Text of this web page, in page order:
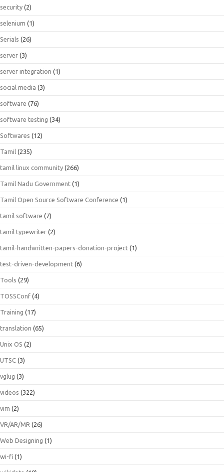
security (2)
selenium (1)
Serials (26)
server (3)
server integration (1)
social media (3)
software (76)
software testing (34)
Softwares (12)
Tamil (235)
tamil linux community (266)
Tamil Nadu Government (1)
Tamil Open Source Software Conference (1)
tamil software (7)
tamil typewriter (2)
tamil-handwritten-papers-donation-project (1)
test-driven-development (6)
Tools (29)
TOSSConf (4)
Training (17)
translation (65)
Unix OS (2)
UTSC (3)
vglug (3)
videos (322)
vim (2)
VR/AR/MR (26)
Web Designing (1)
wi-fi (1)